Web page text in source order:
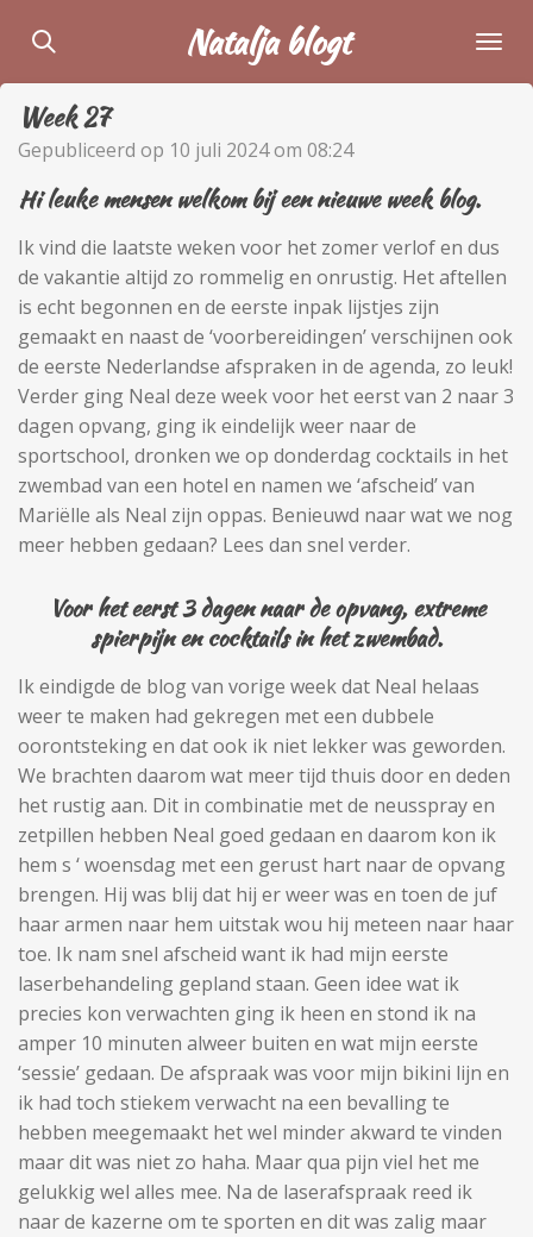
direct
naar
de
hoofdinhoud
Natalja blogt
Week 27
Gepubliceerd op 10 juli 2024 om 08:24
Hi leuke mensen welkom bij een nieuwe week blog.
Ik vind die laatste weken voor het zomer verlof en dus
de vakantie altijd zo rommelig en onrustig. Het aftellen
is echt begonnen en de eerste inpak lijstjes zijn
gemaakt en naast de ‘voorbereidingen’ verschijnen ook
de eerste Nederlandse afspraken in de agenda, zo leuk!
Verder ging Neal deze week voor het eerst van 2 naar 3
dagen opvang, ging ik eindelijk weer naar de
sportschool, dronken we op donderdag cocktails in het
zwembad van een hotel en namen we ‘afscheid’ van
Mariëlle als Neal zijn oppas. Benieuwd naar wat we nog
meer hebben gedaan? Lees dan snel verder.
Voor het eerst 3 dagen naar de opvang, extreme
spierpijn en cocktails in het zwembad.
Ik eindigde de blog van vorige week dat Neal helaas
weer te maken had gekregen met een dubbele
oorontsteking en dat ook ik niet lekker was geworden.
We brachten daarom wat meer tijd thuis door en deden
het rustig aan. Dit in combinatie met de neusspray en
zetpillen hebben Neal goed gedaan en daarom kon ik
hem s ‘ woensdag met een gerust hart naar de opvang
brengen. Hij was blij dat hij er weer was en toen de juf
haar armen naar hem uitstak wou hij meteen naar haar
toe. Ik nam snel afscheid want ik had mijn eerste
laserbehandeling gepland staan. Geen idee wat ik
precies kon verwachten ging ik heen en stond ik na
amper 10 minuten alweer buiten en wat mijn eerste
‘sessie’ gedaan. De afspraak was voor mijn bikini lijn en
ik had toch stiekem verwacht na een bevalling te
hebben meegemaakt het wel minder akward te vinden
maar dit was niet zo haha. Maar qua pijn viel het me
gelukkig wel alles mee. Na de laserafspraak reed ik
naar de kazerne om te sporten en dit was zalig maar